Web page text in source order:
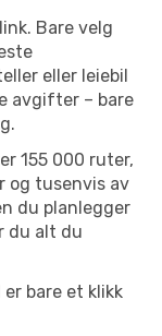
Bare velg
eller leiebil
avgifter – bare
155 000 ruter,
og tusenvis av
du planlegger
du alt du
bare et klikk